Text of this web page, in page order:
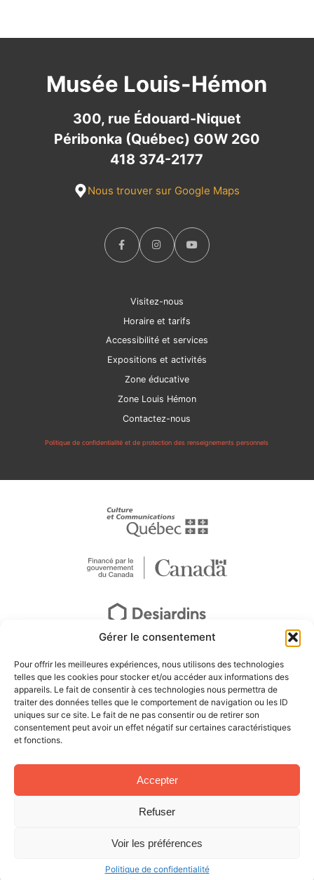
Gérer le consentement
Pour offrir les meilleures expériences, nous utilisons des technologies
telles que les cookies pour stocker et/ou accéder aux informations des
appareils. Le fait de consentir à ces technologies nous permettra de
traiter des données telles que le comportement de navigation ou les ID
uniques sur ce site. Le fait de ne pas consentir ou de retirer son
consentement peut avoir un effet négatif sur certaines caractéristiques
et fonctions.
Accepter
Refuser
Voir les préférences
Politique de confidentialité
Musée Louis-Hémon
300, rue Édouard-Niquet
Péribonka (Québec) G0W 2G0
418 374-2177
Nous trouver sur Google Maps
Visitez-nous
Horaire et tarifs
Accessibilité et services
Expositions et activités
Zone éducative
Zone Louis Hémon
Contactez-nous
Politique de confidentialité et de protection des renseignements personnels
© Tous droits réservés – Musée Louis-Hémon Conception Web :